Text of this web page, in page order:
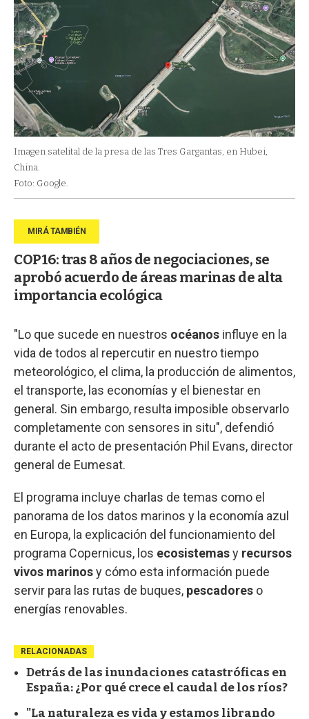
Imagen satelital de la presa de las Tres Gargantas, en Hubei,
China.
Foto: Google.
COP16: tras 8 años de negociaciones, se
aprobó acuerdo de áreas marinas de alta
importancia ecológica
"Lo que sucede en nuestros océanos influye en la
vida de todos al repercutir en nuestro tiempo
meteorológico, el clima, la producción de alimentos,
el transporte, las economías y el bienestar en
general. Sin embargo, resulta imposible observarlo
completamente con sensores in situ", defendió
durante el acto de presentación Phil Evans, director
general de Eumesat.
El programa incluye charlas de temas como el
panorama de los datos marinos y la economía azul
en Europa, la explicación del funcionamiento del
programa Copernicus, los ecosistemasy recursos
vivos marinosy cómo esta información puede
servir para las rutas de buques, pescadores o
energías renovables.
RELACIONADAS
Detrás de las inundaciones catastróficas en
España: ¿Por qué crece el caudal de los ríos?
"La naturaleza es vida y estamos librando